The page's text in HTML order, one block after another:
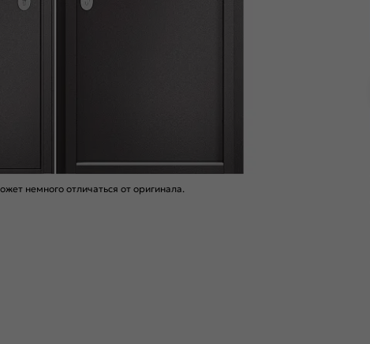
немного отличаться от оригинала.